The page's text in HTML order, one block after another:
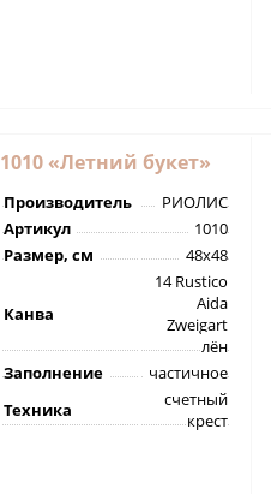
1010 «Летний букет»
Производитель
РИОЛИС
Артикул
1010
Размер, см
48х48
Канва
14 Rustico
Aida
Zweigart
лён
Заполнение
частичное
Техника
счетный
крест